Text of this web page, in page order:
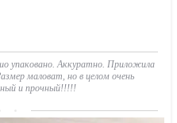
упаковано. Аккуратно. Приложила
маловат, но в целом очень
и прочный!!!!!